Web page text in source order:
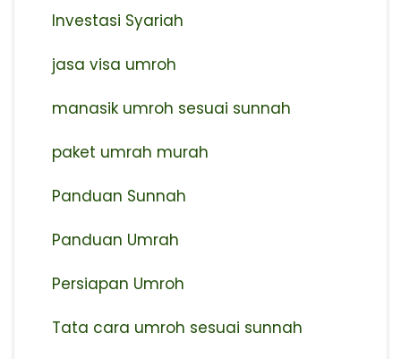
Investasi Syariah
jasa visa umroh
manasik umroh sesuai sunnah
paket umrah murah
Panduan Sunnah
Panduan Umrah
Persiapan Umroh
Tata cara umroh sesuai sunnah